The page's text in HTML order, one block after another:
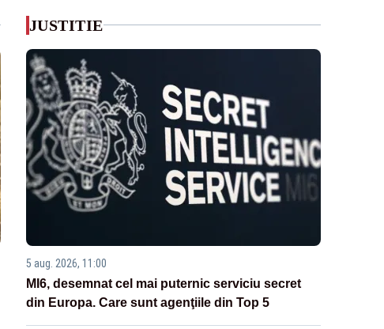
JUSTITIE
5 aug. 2026, 11:00
MI6, desemnat cel mai puternic serviciu secret
din Europa. Care sunt agenţiile din Top 5